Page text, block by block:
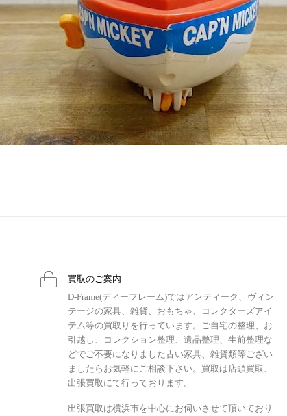
買取のご案内
D-Frame(ディーフレーム)ではアンティーク、ヴィン
テージの家具、雑貨、おもちゃ、コレクターズアイ
テム等の買取りを行っています。ご自宅の整理、お
引越し、コレクション整理、遺品整理、生前整理な
どでご不要になりました古い家具、雑貨類等ござい
ましたらお気軽にご相談下さい。買取は店頭買取、
出張買取にて行っております。
出張買取は横浜市を中心にお伺いさせて頂いており